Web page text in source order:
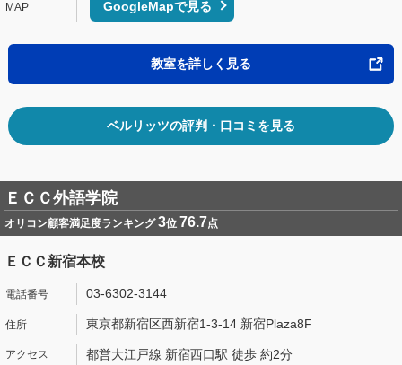
GoogleMapで見る
教室を詳しく見る
ベルリッツの評判・口コミを見る
ＥＣＣ外語学院
オリコン顧客満足度ランキング3位 76.7点
ＥＣＣ新宿本校
03-6302-3144
東京都新宿区西新宿1-3-14 新宿Plaza8F
都営大江戸線 新宿西口駅 徒歩 約2分